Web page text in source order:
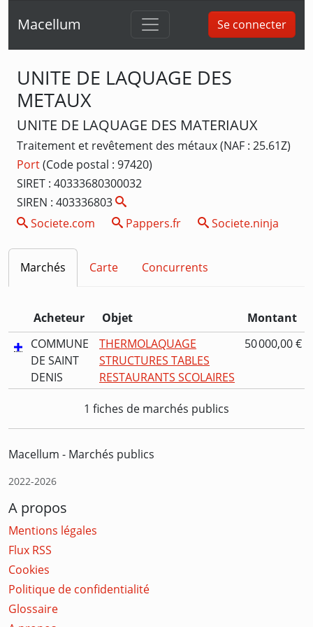
Macellum Se connecter
UNITE DE LAQUAGE DES
METAUX
UNITE DE LAQUAGE DES MATERIAUX
Traitement et revêtement des métaux (NAF : 25.61Z)
Port(Code postal : 97420)
SIRET : 40333680300032
SIREN : 403336803
Societe.com
Pappers.fr Societe.ninja
Marchés Carte Concurrents
Acheteur Objet
Montant
COMMUNE
DE SAINT
DENIS
THERMOLAQUAGE
STRUCTURES TABLES
RESTAURANTS SCOLAIRES
50 000,00 €
1 fiches de marchés publics
Macellum - Marchés publics
2022-2026
A propos
Mentions légales
Flux RSS
Cookies
Politique de confidentialité
Glossaire